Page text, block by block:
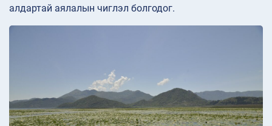
алдартай аялалын чиглэл болгодог.